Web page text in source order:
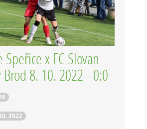
Speřice x FC Slovan
Brod 8. 10. 2022 - 0:0
2022